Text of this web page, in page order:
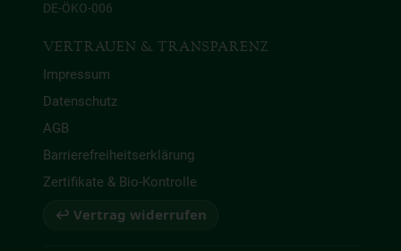
DE-ÖKO-006
VERTRAUEN & TRANSPARENZ
Impressum
Datenschutz
AGB
Barrierefreiheitserklärung
Zertifikate & Bio-Kontrolle
↩ Vertrag widerrufen